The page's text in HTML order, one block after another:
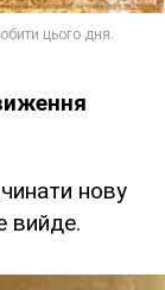
нову
вийде.